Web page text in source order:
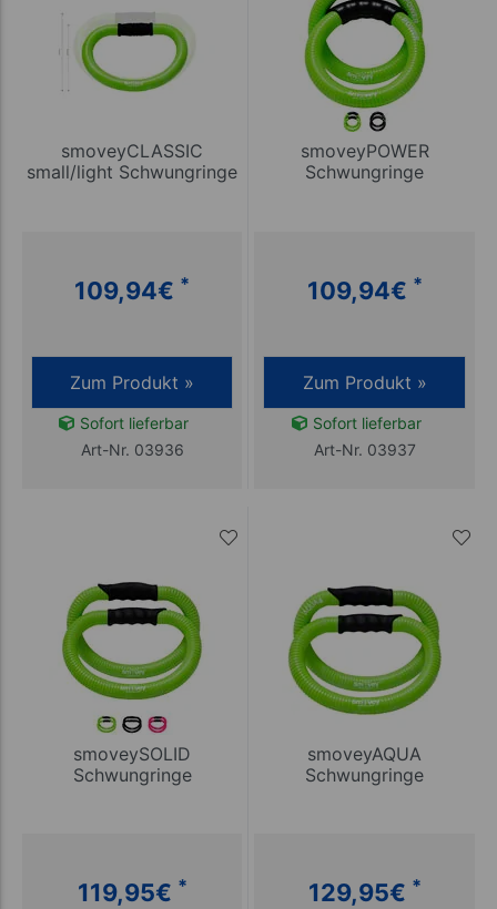
smoveyCLASSIC
small/light Schwungringe
109,94€ *
Zum Produkt »
Sofort lieferbar
Art-Nr. 03936
smoveyPOWER
Schwungringe
109,94€ *
Zum Produkt »
Sofort lieferbar
Art-Nr. 03937
smoveySOLID
Schwungringe
119,95€ *
smoveyAQUA
Schwungringe
129,95€ *